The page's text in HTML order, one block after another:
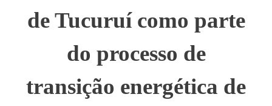
de Tucuruí como parte
do processo de
transição energética de